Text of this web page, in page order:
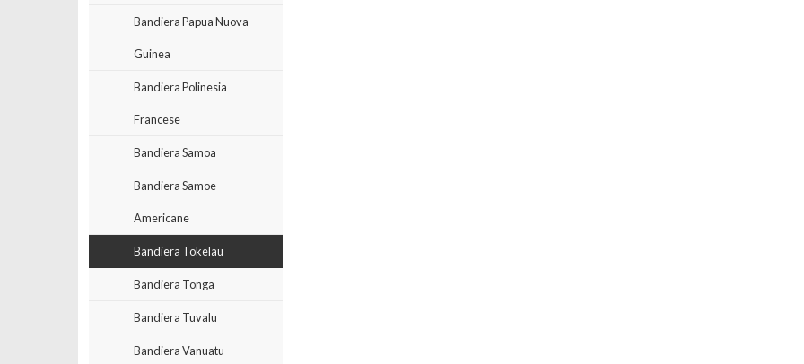
Bandiera Papua Nuova
Guinea
Bandiera Polinesia
Francese
Bandiera Samoa
Bandiera Samoe
Americane
Bandiera Tokelau
Bandiera Tonga
Bandiera Tuvalu
Bandiera Vanuatu